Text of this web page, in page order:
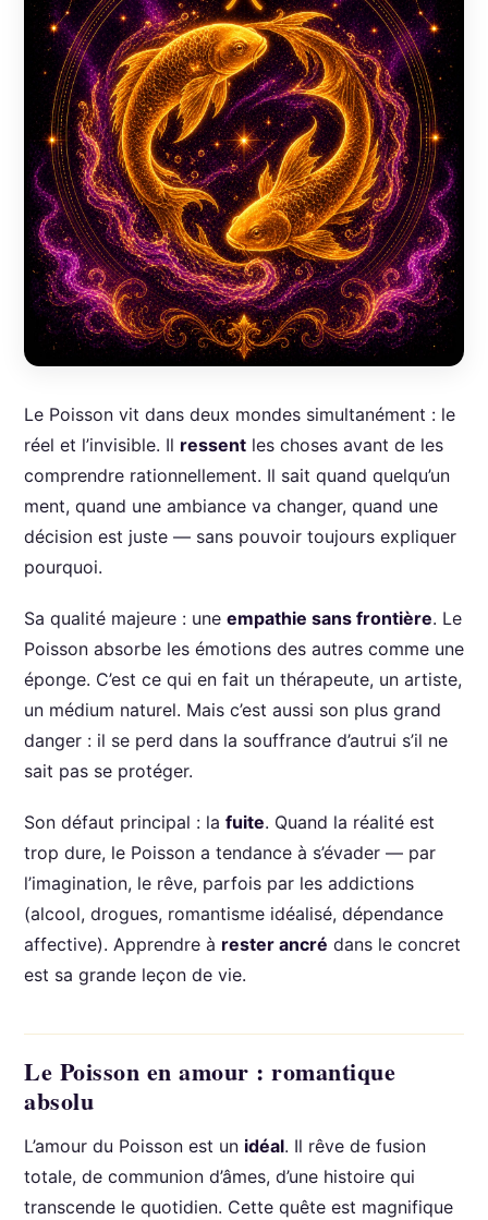
Le Poisson vit dans deux mondes simultanément : le
réel et l’invisible. Il ressent les choses avant de les
comprendre rationnellement. Il sait quand quelqu’un
ment, quand une ambiance va changer, quand une
décision est juste — sans pouvoir toujours expliquer
pourquoi.
Sa qualité majeure : une empathie sans frontière. Le
Poisson absorbe les émotions des autres comme une
éponge. C’est ce qui en fait un thérapeute, un artiste,
un médium naturel. Mais c’est aussi son plus grand
danger : il se perd dans la souffrance d’autrui s’il ne
sait pas se protéger.
Son défaut principal : la fuite. Quand la réalité est
trop dure, le Poisson a tendance à s’évader — par
l’imagination, le rêve, parfois par les addictions
(alcool, drogues, romantisme idéalisé, dépendance
affective). Apprendre à rester ancré dans le concret
est sa grande leçon de vie.
Le Poisson en amour : romantique
absolu
L’amour du Poisson est un idéal. Il rêve de fusion
totale, de communion d’âmes, d’une histoire qui
transcende le quotidien. Cette quête est magnifique